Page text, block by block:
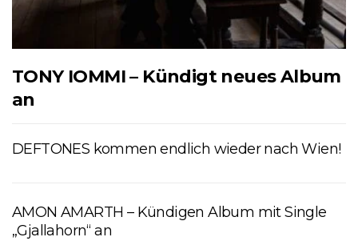
TONY IOMMI – Kündigt neues Album
an
DEFTONES kommen endlich wieder nach Wien!
AMON AMARTH – Kündigen Album mit Single
„Gjallahorn“ an